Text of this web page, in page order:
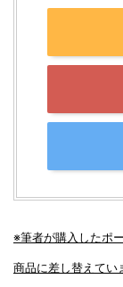
※筆者が購入したポ
商品に差し替えてい